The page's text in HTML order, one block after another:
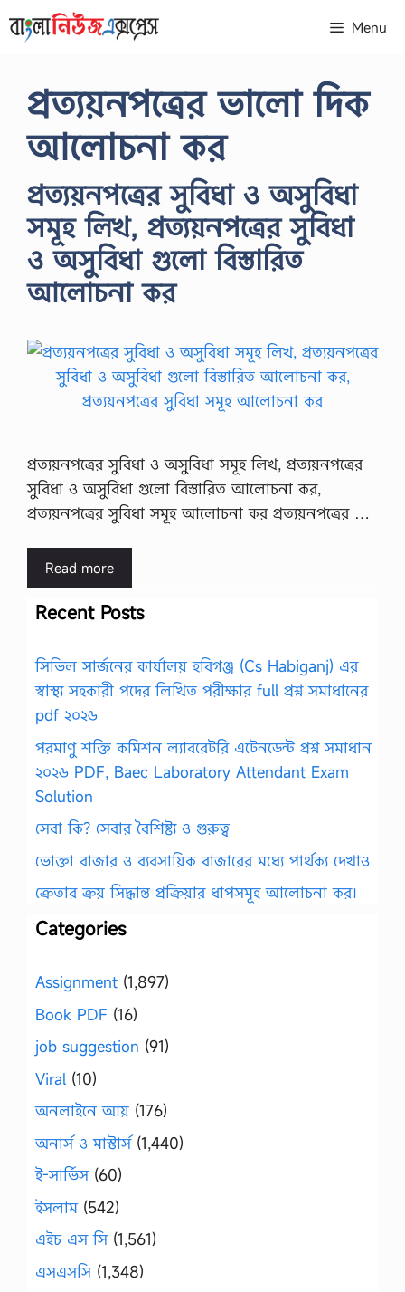
to
Menu
প্রত্যয়নপত্রের ভালো দিক
আলোচনা কর
প্রত্যয়নপত্রের সুবিধা ও অসুবিধা
সমূহ লিখ, প্রত্যয়নপত্রের সুবিধা
ও অসুবিধা গুলো বিস্তারিত
আলোচনা কর
প্রত্যয়নপত্রের সুবিধা ও অসুবিধা সমূহ লিখ, প্রত্যয়নপত্রের
সুবিধা ও অসুবিধা গুলো বিস্তারিত আলোচনা কর,
প্রত্যয়নপত্রের সুবিধা সমূহ আলোচনা কর প্রত্যয়নপত্রের …
Read more
Recent Posts
সিভিল সার্জনের কার্যালয় হবিগঞ্জ (Cs Habiganj) এর
স্বাস্থ্য সহকারী পদের লিখিত পরীক্ষার full প্রশ্ন সমাধানের
pdf ২০২৬
পরমাণু শক্তি কমিশন ল্যাবরেটরি এটেনডেন্ট প্রশ্ন সমাধান
২০২৬ PDF, Baec Laboratory Attendant Exam
Solution
সেবা কি? সেবার বৈশিষ্ট্য ও গুরুত্ব
ভোক্তা বাজার ও ব্যবসায়িক বাজারের মধ্যে পার্থক্য দেখাও
ক্রেতার ক্রয় সিদ্ধান্ত প্রক্রিয়ার ধাপসমূহ আলোচনা কর।
Categories
Assignment (1,897)
Book PDF (16)
job suggestion (91)
Viral (10)
অনলাইনে আয় (176)
অনার্স ও মাস্টার্স(1,440)
ই-সার্ভিস(60)
ইসলাম(542)
এইচ এস সি(1,561)
এসএসসি(1,348)